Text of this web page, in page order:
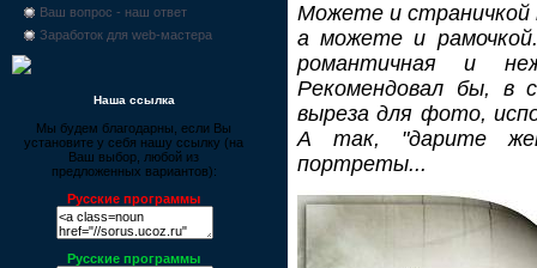
Ваш вопрос - наш ответ
Заработок для web-мастера
Наша ссылка
Мы будем благодарны, если Вы
установите у себя нашу ссылку (на
Ваш выбор, любой из
предложенных вариантов):
Русские программы
Русские программы
Можете и
а можете и
романтичная и
Рекомендовал бы, в
выреза для фото,
А так, "дарите
портреты...